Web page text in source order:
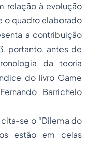
relação à evolução
o quadro elaborado
a contribuição
portanto, antes de
da teoria
do livro Game
Barrichelo
se o “Dilema do
estão em celas